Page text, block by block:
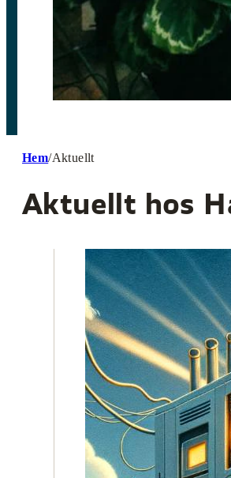
Hem/Aktuellt
Aktuellt hos